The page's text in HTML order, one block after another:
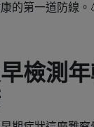
的第一道防線。
檢測